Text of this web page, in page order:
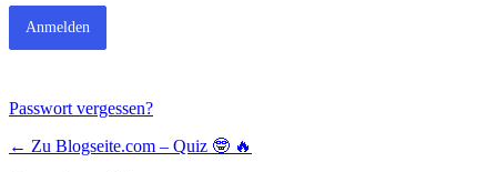
Passwort vergessen?
← Zu Blogseite.com – Quiz 🤓 🔥